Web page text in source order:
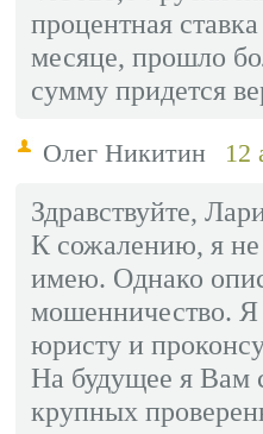
процентная
месяце, прошло
сумму придется
Олег Никитин 12
Здравствуйте,
К сожалению, я
имею. Однако
мошенничество. Я
юристу и
На будущее я Вам
крупных